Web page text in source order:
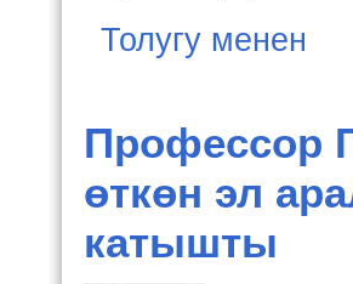
Толугу менен
Профессор
өткөн эл
катышты